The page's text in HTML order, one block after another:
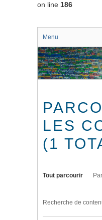
on line 186
Menu
LES
(1
Tout parcourir
Recherche de